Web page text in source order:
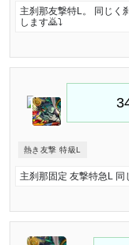
主刹那友撃特L。 同じく
します🙇⤵️
熱き友撃 特級L
主刹那固定 友撃特急L 同